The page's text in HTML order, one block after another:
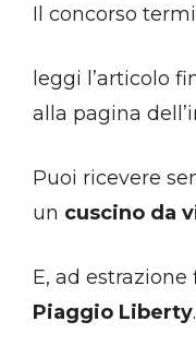
Il concorso
leggi l’articolo
alla pagina
Puoi ricevere
un cuscino da
E, ad
Piaggio Liberty.